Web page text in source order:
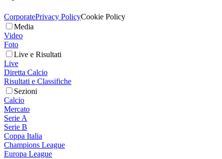
CorporatePrivacy PolicyCookie Policy
Media
Video
Foto
Live e Risultati
Live
Diretta Calcio
Risultati e Classifiche
Sezioni
Calcio
Mercato
Serie A
Serie B
Coppa Italia
Champions League
Europa League